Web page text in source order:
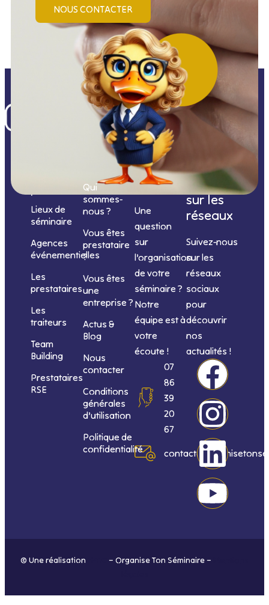
NOUS CONTACTER
prestations
Lieux de
séminaire
Agences
événementielles
Les
prestataires
Les
traiteurs
Team
Building
Prestataires
RSE
Informations
Qui
sommes-
nous ?
Vous êtes
prestataire
?
Vous êtes
une
entreprise ?
Actus &
Blog
Nous
contacter
Conditions
générales
d’utilisation
Politique de
confidentialité
Nous
contacter
Une
question
sur
l’organisation
de votre
séminaire ?
Notre
équipe est à
votre
écoute !
07
86
39
20
67
Nous
suivre
sur les
réseaux
Suivez-nous
sur les
réseaux
sociaux
pour
découvrir
nos
actualités !
F
a
c
e
b
I
n
s
t
a
L
i
n
k
e
Y
o
u
t
u
© Une réalisation – Organise Ton Séminaire –